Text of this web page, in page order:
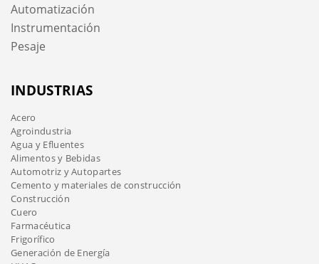
Automatización
Instrumentación
Pesaje
INDUSTRIAS
Acero
Agroindustria
Agua y Efluentes
Alimentos y Bebidas
Automotriz y Autopartes
Cemento y materiales de construcción
Construcción
Cuero
Farmacéutica
Frigorífico
Generación de Energía